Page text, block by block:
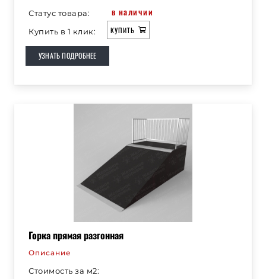
Статус товара:
в наличии
Купить в 1 клик: КУПИТЬ
УЗНАТЬ ПОДРОБНЕЕ
Горка прямая разгонная
Описание
Стоимость за м2: